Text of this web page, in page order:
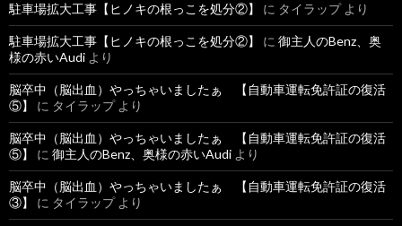
駐車場拡大工事【ヒノキの根っこを処分②】 に タイラップより
駐車場拡大工事【ヒノキの根っこを処分②】 に 御主人のBenz、奥
様の赤いAudi より
脳卒中（脳出血）やっちゃいましたぁ 【自動車運転免許証の復活
⑤】
に タイラップより
脳卒中（脳出血）やっちゃいましたぁ 【自動車運転免許証の復活
⑤】
に 御主人のBenz、奥様の赤いAudi より
脳卒中（脳出血）やっちゃいましたぁ 【自動車運転免許証の復活
③】
に タイラップより